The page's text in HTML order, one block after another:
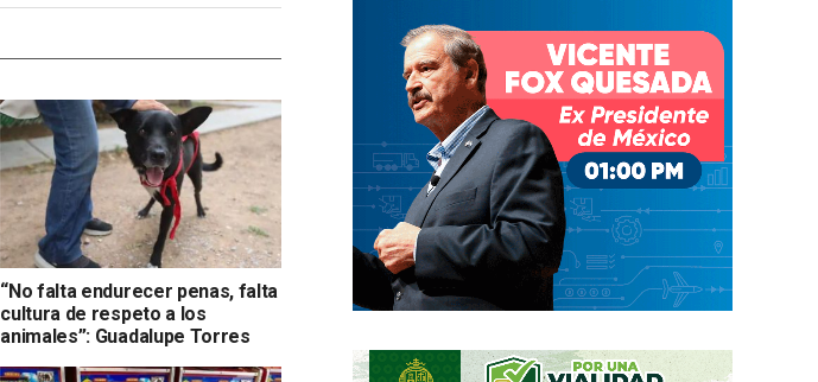
“No falta endurecer penas, falta
cultura de respeto a los
animales”: Guadalupe Torres